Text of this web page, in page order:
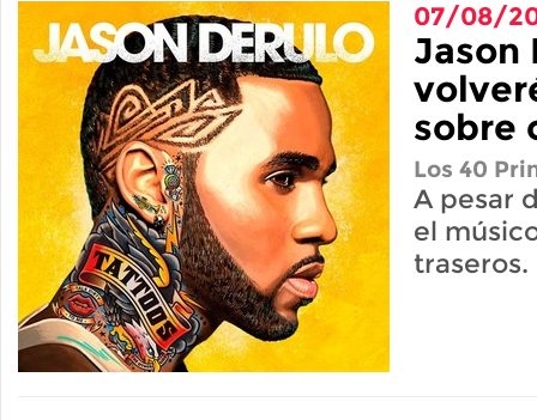
07/08/
Jason
sobre
Los 40
A pesar
el
traseros.